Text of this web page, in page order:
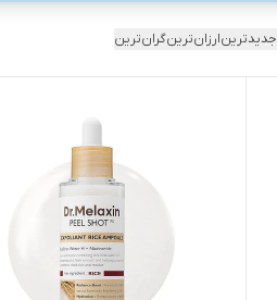
جدیدترینارزان‌ترینگران‌ترین